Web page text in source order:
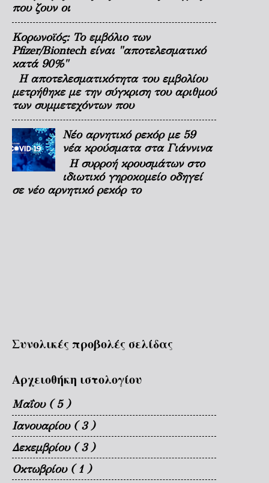
που ζουν οι
Κορωνοϊός: Το εμβόλιο των
Pfizer/Biontech είναι "αποτελεσματικό
κατά 90%"
Η αποτελεσματικότητα του εμβολίου
μετρήθηκε με την σύγκριση του αριθμού
των συμμετεχόντων που
Νέο αρνητικό ρεκόρ με 59
νέα κρούσματα στα Γιάννινα
Η συρροή κρουσμάτων στο
ιδιωτικό γηροκομείο οδηγεί
σε νέο αρνητικό ρεκόρ το
Συνολικές προβολές σελίδας
Αρχειοθήκη ιστολογίου
Μαΐου ( 5 )
Ιανουαρίου ( 3 )
Δεκεμβρίου ( 3 )
Οκτωβρίου ( 1 )